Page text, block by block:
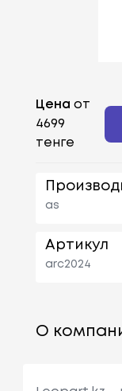
Цена от
4699
тенге
as
Артикул
arc2024
О